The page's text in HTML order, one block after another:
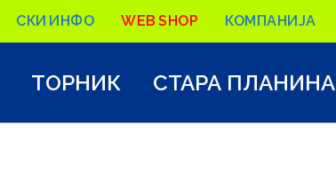
СКИ ИНФО WEB SHOP КОМПАНИЈА
ТОРНИК СТАРА ПЛАНИНА